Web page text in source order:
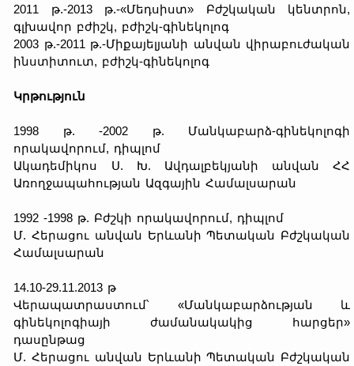
2011 թ.-2013 թ.-«Մեդսիստ» Բժշկական կենտրոն,
գլխավոր բժիշկ, բժիշկ-գինեկոլոգ
2003 թ.-2011 թ.-Միքայելյանի անվան վիրաբուժական
ինստիտուտ, բժիշկ-գինեկոլոգ
Կրթություն
1998 թ. -2002 թ. Մանկաբարձ-գինեկոլոգի
որակավորում, դիպլոմ
Ակադեմիկոս Ս. Խ. Ավդալբեկյանի անվան ՀՀ
Առողջապահության Ազգային Համալսարան
1992 -1998 թ. Բժշկի որակավորում, դիպլոմ
Մ. Հերացու անվան Երևանի Պետական Բժշկական
Համալսարան
14.10-29.11.2013 թ
Վերապատրաստում՝ «Մանկաբարձության և
գինեկոլոգիայի ժամանակակից հարցեր»
դասընթաց
Մ. Հերացու անվան Երևանի Պետական Բժշկական